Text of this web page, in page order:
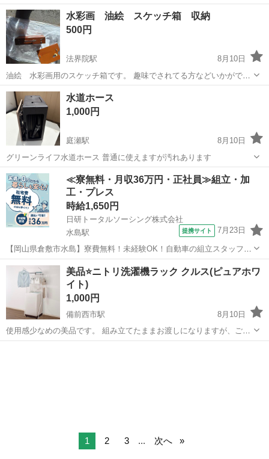
ちまちです。
岡山 総社市 総社駅 生活雑貨 絵の具
水彩画 油絵 スケッチ箱 収納
500円
法界院駅
8月10日
油絵 水彩画用のスケッチ箱です。 趣味でされてる方などいかがです
か？
岡山 岡山市 法界院駅
水道ホース
1,000円
庭瀬駅
8月10日
グリーンライフ水道ホース 普通に使えますが汚れあります
岡山 岡山市 庭瀬駅 掃除用具
≪寮無料・月収36万円・正社員≫組立・加
工・プレス
時給1,650円
日研トータルソーシング株式会社
水島駅
提携サイト 7月23日
【岡山県倉敷市水島】寮費無料！未経験OK！自動車の組立スタッフ
《お仕事No.NS0089》 お仕事について 車の組立作業です。専用レール
に乗って流れてくる車の骨組みに、車内外の各部品・ハンドル・足回
り・ドア・シートなどの各...
岡山 倉敷市 水島駅 その他
美品⭐️ニトリ洗濯機ラック クルス(ピュアホワ
イト)
1,000円
備前西市駅
8月10日
使用感少なめの美品です。 組み立てたままお渡しになりますが、ご希
望により分解してお渡しも可能です。 商品説明 洗濯機まわりの収納不
1 2 3 ... 次へ